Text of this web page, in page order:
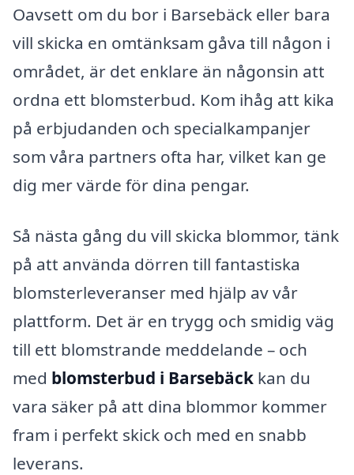
Oavsett om du bor i Barsebäck eller bara
vill skicka en omtänksam gåva till någon i
området, är det enklare än någonsin att
ordna ett blomsterbud. Kom ihåg att kika
på erbjudanden och specialkampanjer
som våra partners ofta har, vilket kan ge
dig mer värde för dina pengar.
Så nästa gång du vill skicka blommor, tänk
på att använda dörren till fantastiska
blomsterleveranser med hjälp av vår
plattform. Det är en trygg och smidig väg
till ett blomstrande meddelande – och
med blomsterbud i Barsebäck kan du
vara säker på att dina blommor kommer
fram i perfekt skick och med en snabb
leverans.